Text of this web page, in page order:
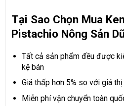
Tại Sao Chọn Mua
Pistachio Nông Sản
Tất cả sản phẩm đều được
kệ bán
Giá thấp hơn 5% so với giá
Miễn phí vận chuyển toàn